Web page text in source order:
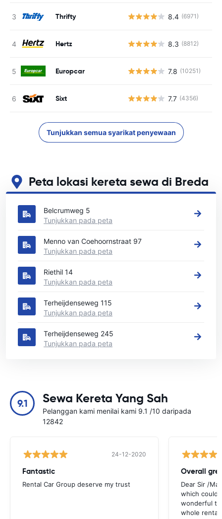
Thrifty 8.4 (6971)
Hertz 8.3 (8812)
Europcar 7.8 (10251)
Sixt 7.7 (4356)
Tunjukkan semua syarikat penyewaan
Peta lokasi kereta sewa di Breda
Lihat lokasi sewa kereta utama kami di Breda
Belcrumweg 5
Tunjukkan pada peta
Menno van Coehoornstraat 97
Tunjukkan pada peta
Riethil 14
Tunjukkan pada peta
Terheijdenseweg 115
Tunjukkan pada peta
Terheijdenseweg 245
Tunjukkan pada peta
9.1 Sewa Kereta Yang Sah
Pelanggan kami menilai kami 9.1 /10 daripada
12842
24-12-2020
Fantastic
Rental Car Group deserve my trust
Overall
Dear Sir /
which could
wonderful to
whole